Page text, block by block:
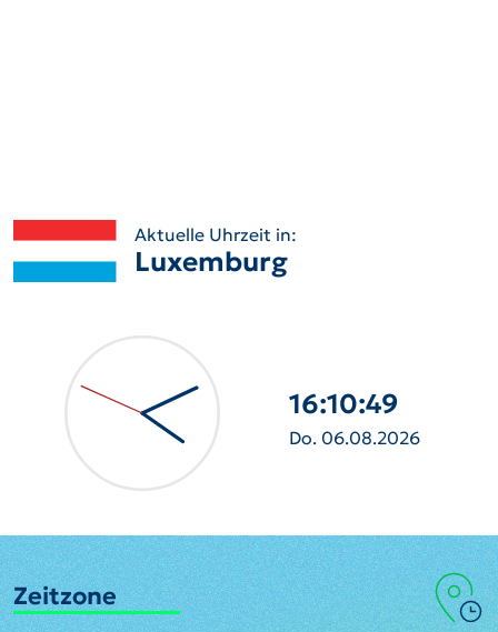
Aktuelle Uhrzeit in:
Luxemburg
16:10:51
Do. 06.08.2026
Zeitzone